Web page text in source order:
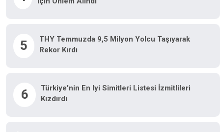
5
THY Temmuzda 9,5 Milyon Yolcu Taşıyarak
Rekor Kırdı
6
Türkiye'nin En Iyi Simitleri Listesi İzmitlileri
Kızdırdı